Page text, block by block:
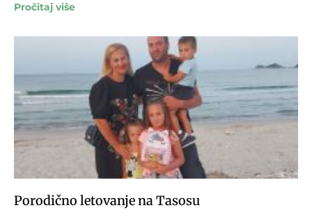
Pročitaj više
Porodično letovanje na Tasosu